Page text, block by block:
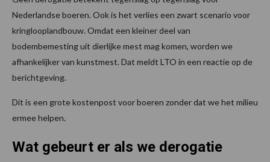
Nederlandse boeren. Ook is het verlies een zwart scenario voor
kringlooplandbouw. Omdat een kleiner deel van
bodembemesting uit dierlijke mest mag komen, worden we
afhankelijker van kunstmest. Dat meldt LTO in een reactie op de
berichtgeving.
Dit is een grote kostenpost voor boeren zonder dat we het milieu
ermee helpen.
Wat gebeurt er als we derogatie